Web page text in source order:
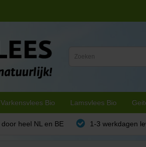
Varkensvlees Bio Lamsvlees Bio
door heel NL en BE 1-3 werkdagen